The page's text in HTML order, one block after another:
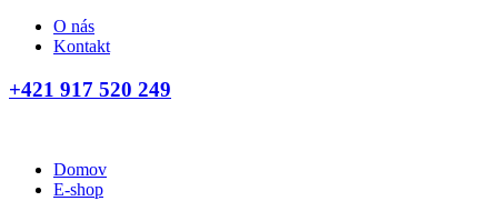
O nás
Kontakt
+421 917 520 249
Domov
E-shop